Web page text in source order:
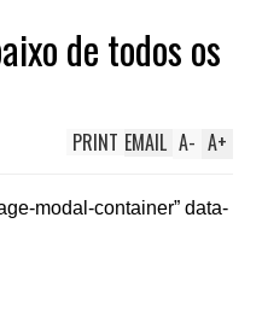
de todos os
A+
A-
EMAIL
PRINT
modal-container” data-